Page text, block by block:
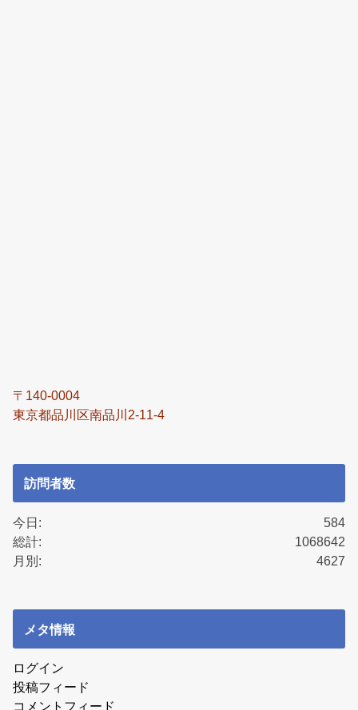
〒140-0004
東京都品川区南品川2-11-4
訪問者数
584
今日:
1068642
総計:
4627
月別:
メタ情報
ログイン
投稿フィード
コメントフィード